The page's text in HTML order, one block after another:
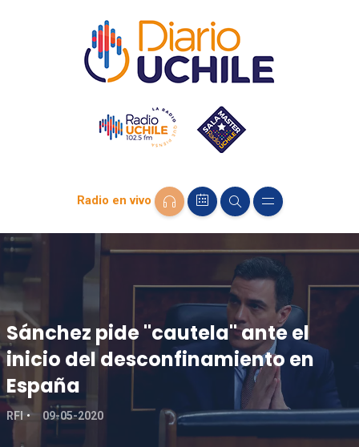
Radio en vivo
Sánchez pide "cautela" ante el
inicio del desconfinamiento en
España
RFI 09-05-2020